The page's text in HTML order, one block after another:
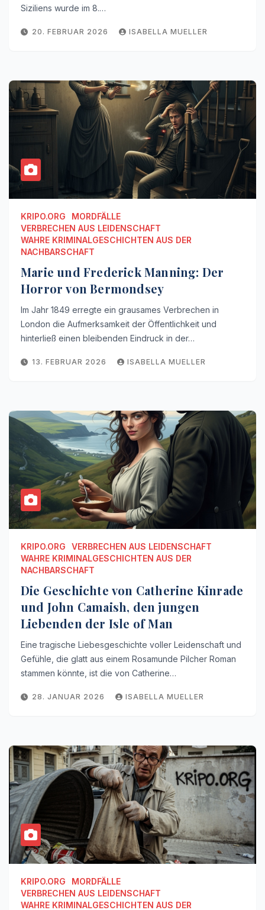
Siziliens wurde im 8.…
20. FEBRUAR 2026 ISABELLA MUELLER
KRIPO.ORG
MORDFÄLLE
VERBRECHEN AUS LEIDENSCHAFT
WAHRE KRIMINALGESCHICHTEN AUS DER
NACHBARSCHAFT
Marie und Frederick Manning: Der
Horror von Bermondsey
Im Jahr 1849 erregte ein grausames Verbrechen in
London die Aufmerksamkeit der Öffentlichkeit und
hinterließ einen bleibenden Eindruck in der…
13. FEBRUAR 2026 ISABELLA MUELLER
KRIPO.ORG
VERBRECHEN AUS LEIDENSCHAFT
WAHRE KRIMINALGESCHICHTEN AUS DER
NACHBARSCHAFT
Die Geschichte von Catherine Kinrade
und John Camaish, den jungen
Liebenden der Isle of Man
Eine tragische Liebesgeschichte voller Leidenschaft und
Gefühle, die glatt aus einem Rosamunde Pilcher Roman
stammen könnte, ist die von Catherine…
28. JANUAR 2026 ISABELLA MUELLER
KRIPO.ORG
MORDFÄLLE
VERBRECHEN AUS LEIDENSCHAFT
WAHRE KRIMINALGESCHICHTEN AUS DER